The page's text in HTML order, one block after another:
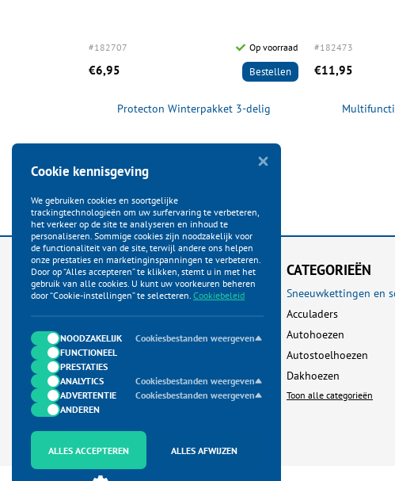
#182707 Op voorraad
€6,95 Bestellen
Protecton Winterpakket 3-delig
#182473
€11,95
KLANTENSERVICE
Startpagina
Bestellen
Betalen
Verzenden
Ruilen & Retour
Garantie & Klachten
Neem contact met ons op
CATEGORIEËN
Sneeuwkettingen en
Acculaders
Autohoezen
Autostoelhoezen
Dakhoezen
Toon alle categorieën
Cookie kennisgeving
We gebruiken cookies en soortgelijke
trackingtechnologieën om uw surfervaring te verbeteren,
het verkeer op de site te analyseren en inhoud te
personaliseren. Sommige cookies zijn noodzakelijk voor
de functionaliteit van de site, terwijl andere ons helpen
onze prestaties en marketinginspanningen te verbeteren.
Door op “Alles accepteren” te klikken, stemt u in met het
gebruik van alle cookies. U kunt uw voorkeuren beheren
door “Cookie-instellingen” te selecteren. Cookiebeleid
NOODZAKELIJK
Cookiesbestanden weergeven
FUNCTIONEEL
PRESTATIES
ANALYTICS
Cookiesbestanden weergeven
ADVERTENTIE
Cookiesbestanden weergeven
ANDEREN
ALLES ACCEPTEREN ALLES AFWIJZEN